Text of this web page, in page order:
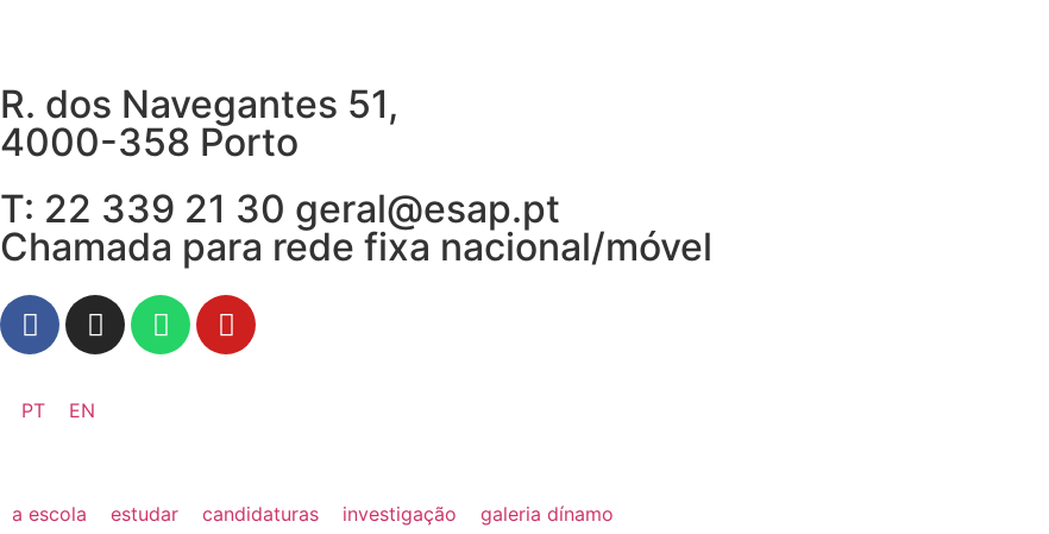
R. dos Navegantes 51,
4000-358 Porto
T: 22 339 21 30 geral@esap.pt
Chamada para rede fixa nacional/móvel
PT EN
a escola estudar candidaturas investigação galeria dínamo